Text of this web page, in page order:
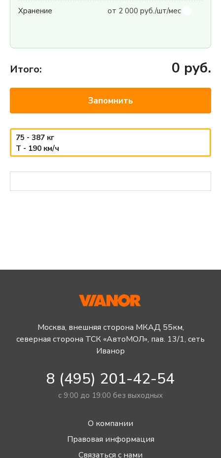
Хранение от 2 000 руб./шт/мес
Итого: 0 руб.
Запомнить
75 - 387 кг
T - 190 км/ч
Москва, внешняя сторона МКАД 55км,
северная сторона ТСК «АвтоМОЛ», пав. 13/1, сеть
Иванор
8 (495) 201-42-54
с 9:00 до 19:00 без выходных
О компании
Правовая информация
Связаться с нами